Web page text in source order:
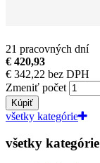
21 pracovných dní
€ 420,93
€ 342,22 bez DPH
Zmeniť počet
Kúpiť
všetky kategórie
všetky kategórie